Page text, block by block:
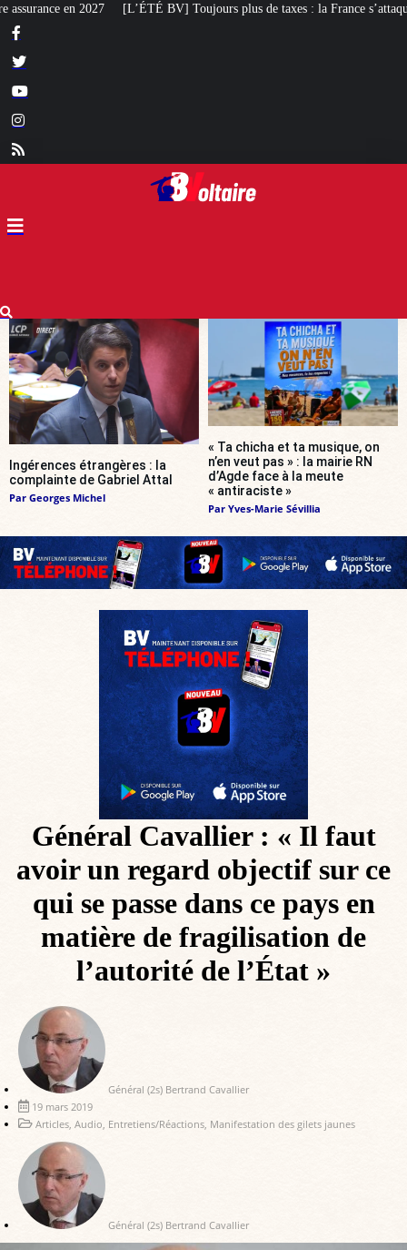
plus de taxes : la France s’attaque désormais aux serres de jardin
Ingérences étrangères : la
complainte de Gabriel Attal
Par Georges Michel
« Ta chicha et ta musique, on
n’en veut pas » : la mairie RN
d’Agde face à la meute
« antiraciste »
Par Yves-Marie Sévillia
Général Cavallier : « Il faut
avoir un regard objectif sur ce
qui se passe dans ce pays en
matière de fragilisation de
l’autorité de l’État »
Général (2s) Bertrand Cavallier
19 mars 2019
Articles, Audio, Entretiens/Réactions, Manifestation des gilets jaunes
Général (2s) Bertrand Cavallier